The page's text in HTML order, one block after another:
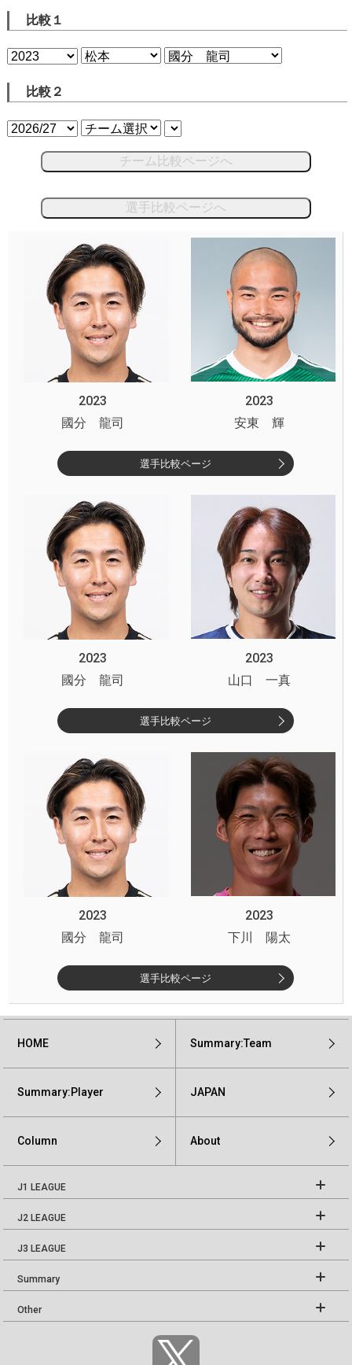
比較１
比較２
チーム比較ページへ
選手比較ページへ
2023
2023
國分 龍司
安東 輝
選手比較ページ
2023
2023
國分 龍司
山口 一真
選手比較ページ
2023
2023
國分 龍司
下川 陽太
選手比較ページ
HOME Summary:Team
Summary:Player JAPAN
Column About
J1 LEAGUE
J2 LEAGUE
J3 LEAGUE
Summary
Other